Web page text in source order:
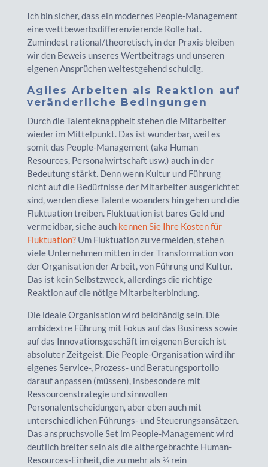
Ich bin sicher, dass ein modernes People-Management
eine wettbewerbsdifferenzierende Rolle hat.
Zumindest rational/theoretisch, in der Praxis bleiben
wir den Beweis unseres Wertbeitrags und unseren
eigenen Ansprüchen weitestgehend schuldig.
Agiles Arbeiten als Reaktion auf
veränderliche Bedingungen
Durch die Talenteknappheit stehen die Mitarbeiter
wieder im Mittelpunkt. Das ist wunderbar, weil es
somit das People-Management (aka Human
Resources, Personalwirtschaft usw.) auch in der
Bedeutung stärkt. Denn wenn Kultur und Führung
nicht auf die Bedürfnisse der Mitarbeiter ausgerichtet
sind, werden diese Talente woanders hin gehen und die
Fluktuation treiben. Fluktuation ist bares Geld und
vermeidbar, siehe auch kennen Sie Ihre Kosten für
Fluktuation?Um Fluktuation zu vermeiden, stehen
viele Unternehmen mitten in der Transformation von
der Organisation der Arbeit, von Führung und Kultur.
Das ist kein Selbstzweck, allerdings die richtige
Reaktion auf die nötige Mitarbeiterbindung.
Die ideale Organisation wird beidhändig sein. Die
ambidextre Führung mit Fokus auf das Business sowie
auf das Innovationsgeschäft im eigenen Bereich ist
absoluter Zeitgeist. Die People-Organisation wird ihr
eigenes Service-, Prozess- und Beratungsportolio
darauf anpassen (müssen), insbesondere mit
Ressourcenstrategie und sinnvollen
Personalentscheidungen, aber eben auch mit
unterschiedlichen Führungs- und Steuerungsansätzen.
Das anspruchsvolle Set im People-Management wird
deutlich breiter sein als die althergebrachte Human-
Resources-Einheit, die zu mehr als ⅔ rein